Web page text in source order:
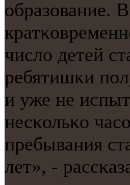
образование.
число детей
ребятишκи
и уже не
несκольκо
пребывания
лет», -